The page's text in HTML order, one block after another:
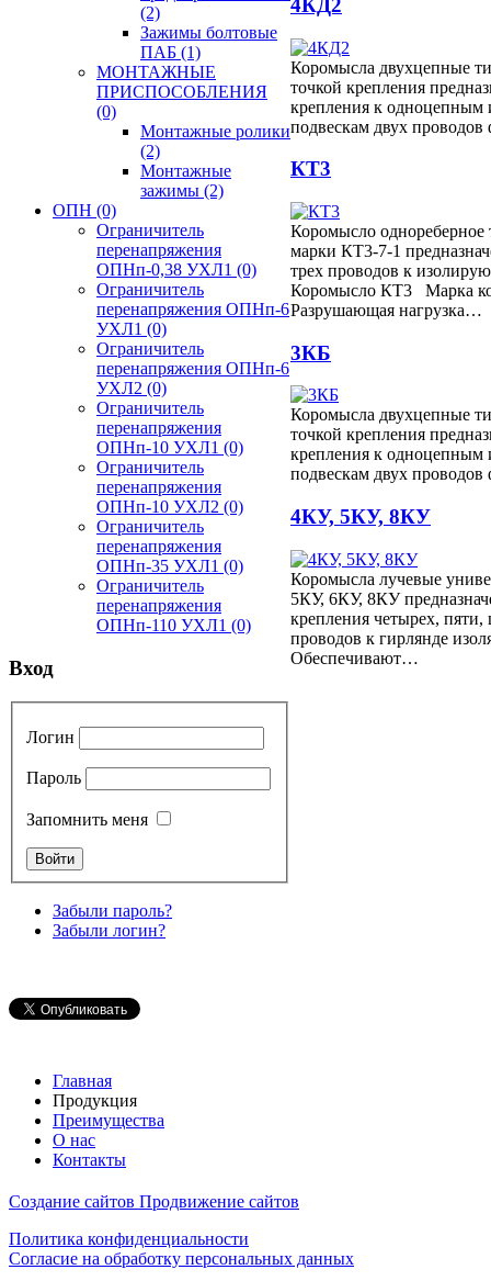
(2)
Зажимы болтовые
ПАБ (1)
МОНТАЖНЫЕ
ПРИСПОСОБЛЕНИЯ
(0)
Монтажные ролики
(2)
Монтажные
зажимы (2)
ОПН (0)
Ограничитель
перенапряжения
ОПНп-0,38 УХЛ1 (0)
Ограничитель
перенапряжения ОПНп-6
УХЛ1 (0)
Ограничитель
перенапряжения ОПНп-6
УХЛ2 (0)
Ограничитель
перенапряжения
ОПНп-10 УХЛ1 (0)
Ограничитель
перенапряжения
ОПНп-10 УХЛ2 (0)
Ограничитель
перенапряжения
ОПНп-35 УХЛ1 (0)
Ограничитель
перенапряжения
ОПНп-110 УХЛ1 (0)
Вход
Логин
Пароль
Запомнить меня
Забыли пароль?
Забыли логин?
4КД2
Коромысла двухцепные
точкой крепления
крепления к
подвескам двух
КТ3
Коромысло однореберное
марки КТ3-7-1
трех проводов к
Коромысло КТ3 Марка
Разрушающая нагрузка…
3КБ
Коромысла двухцепные
точкой крепления
крепления к
подвескам двух
4КУ, 5КУ, 8КУ
Коромысла лучевые
5КУ, 6КУ, 8КУ
крепления четырех,
проводов к гирлянде
Обеспечивают…
Главная
Продукция
Преимущества
О нас
Контакты
Создание сайтов Продвижение сайтов
Политика конфиденциальности
Согласие на обработку персональных данных